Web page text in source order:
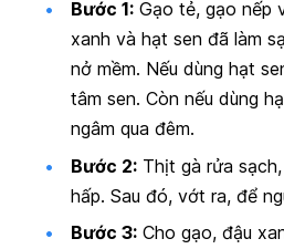
Bước 1: Gạo tẻ, gạo nếp
xanh và hạt sen đã làm
nở mềm. Nếu dùng hạt
tâm sen. Còn nếu dùng
ngâm qua đêm.
Bước 2: Thịt gà rửa
hấp. Sau đó, vớt ra, để
Bước 3: Cho gạo, đậu